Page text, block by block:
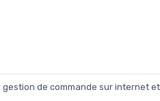
gestion de commande sur internet